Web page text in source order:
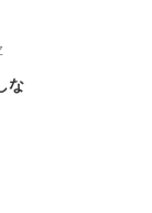
な